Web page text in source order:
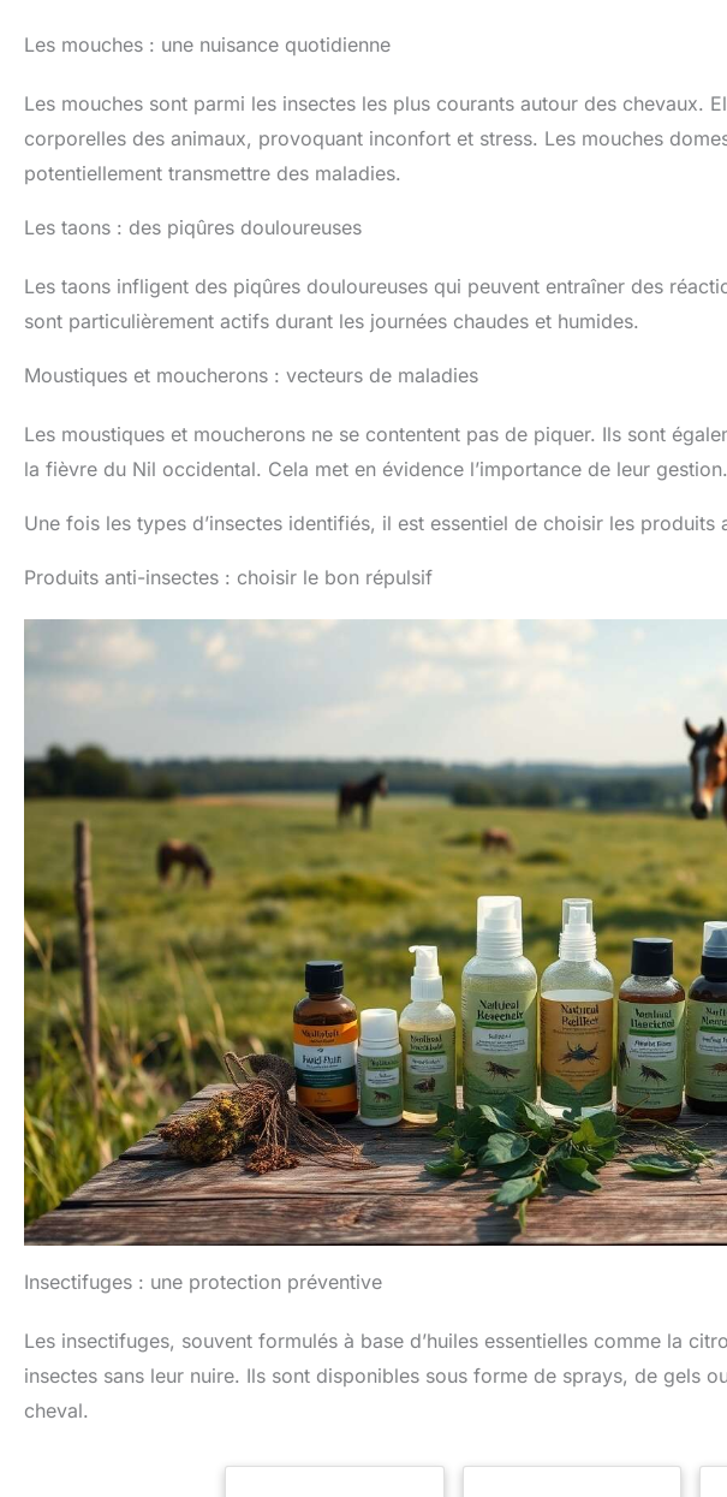
Les mouches : une nuisance quotidienne
Les mouches sont parmi les insectes les plus courants autour des chevaux.
corporelles des animaux, provoquant inconfort et stress. Les mouches
potentiellement transmettre des maladies.
Les taons : des piqûres douloureuses
Les taons infligent des piqûres douloureuses qui peuvent entraîner des
sont particulièrement actifs durant les journées chaudes et humides.
Moustiques et moucherons : vecteurs de maladies
Les moustiques et moucherons ne se contentent pas de piquer. Ils sont
la fièvre du Nil occidental. Cela met en évidence l’importance de leur gestion.
Une fois les types d’insectes identifiés, il est essentiel de choisir les produits
Produits anti-insectes : choisir le bon répulsif
Insectifuges : une protection préventive
Les insectifuges, souvent formulés à base d’huiles essentielles comme la
insectes sans leur nuire. Ils sont disponibles sous forme de sprays, de gels
cheval.